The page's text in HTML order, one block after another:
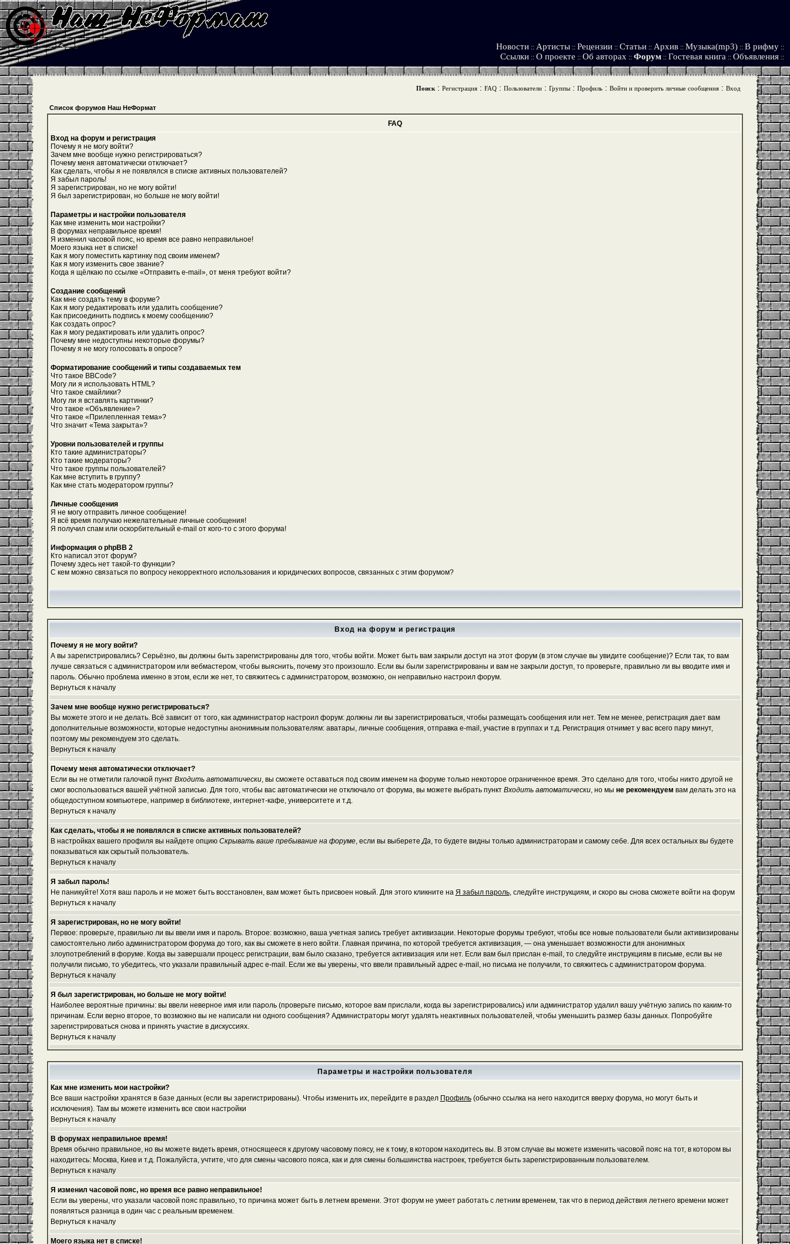
Новости :: Артисты :: Рецензии :: Статьи :: Архив :: Музыка(mp3) :: В рифму ::
Ссылки :: О проекте :: Об авторах :: Форум :: Гостевая книга :: Объявления ::
Поиск: Регистрация: FAQ: Пользователи: Группы: Профиль: Войти и проверить личные сообщения: Вход
Список форумов Наш НеФормат
FAQ
Вход на форум и регистрация
Почему я не могу войти?
Зачем мне вообще нужно регистрироваться?
Почему меня автоматически отключает?
Как сделать, чтобы я не появлялся в списке активных пользователей?
Я забыл пароль!
Я зарегистрирован, но не могу войти!
Я был зарегистрирован, но больше не могу войти!
Параметры и настройки пользователя
Как мне изменить мои настройки?
В форумах неправильное время!
Я изменил часовой пояс, но время все равно неправильное!
Моего языка нет в списке!
Как я могу поместить картинку под своим именем?
Как я могу изменить свое звание?
Когда я щёлкаю по ссылке «Отправить e-mail», от меня требуют войти?
Создание сообщений
Как мне создать тему в форуме?
Как я могу редактировать или удалить сообщение?
Как присоединить подпись к моему сообщению?
Как создать опрос?
Как я могу редактировать или удалить опрос?
Почему мне недоступны некоторые форумы?
Почему я не могу голосовать в опросе?
Форматирование сообщений и типы создаваемых тем
Что такое BBCode?
Могу ли я использовать HTML?
Что такое смайлики?
Могу ли я вставлять картинки?
Что такое «Объявление»?
Что такое «Прилепленная тема»?
Что значит «Тема закрыта»?
Уровни пользователей и группы
Кто такие администраторы?
Кто такие модераторы?
Что такое группы пользователей?
Как мне вступить в группу?
Как мне стать модератором группы?
Личные сообщения
Я не могу отправить личное сообщение!
Я всё время получаю нежелательные личные сообщения!
Я получил спам или оскорбительный e-mail от кого-то с этого форума!
Информация о phpBB 2
Кто написал этот форум?
Почему здесь нет такой-то функции?
С кем можно связаться по вопросу некорректного использования и юридических вопросов, связанных с этим форумом?
Вход на форум и регистрация
Почему я не могу войти?
А вы зарегистрировались? Серьёзно, вы должны быть зарегистрированы для того, чтобы войти. Может быть вам закрыли доступ на этот форум (в этом случае вы увидите сообщение)? Если так, то вам
лучше связаться с администратором или вебмастером, чтобы выяснить, почему это произошло. Если вы были зарегистрированы и вам не закрыли доступ, то проверьте, правильно ли вы вводите имя и
пароль. Обычно проблема именно в этом, если же нет, то свяжитесь с администратором, возможно, он неправильно настроил форум.
Вернуться к началу
Зачем мне вообще нужно регистрироваться?
Вы можете этого и не делать. Всё зависит от того, как администратор настроил форум: должны ли вы зарегистрироваться, чтобы размещать сообщения или нет. Тем не менее, регистрация дает вам
дополнительные возможности, которые недоступны анонимным пользователям: аватары, личные сообщения, отправка e-mail, участие в группах и т.д. Регистрация отнимет у вас всего пару минут,
поэтому мы рекомендуем это сделать.
Вернуться к началу
Почему меня автоматически отключает?
Если вы не отметили галочкой пункт Входить автоматически, вы сможете оставаться под своим именем на форуме только некоторое ограниченное время. Это сделано для того, чтобы никто другой не
смог воспользоваться вашей учётной записью. Для того, чтобы вас автоматически не отключало от форума, вы можете выбрать пункт Входить автоматически, но мы не рекомендуем вам делать это на
общедоступном компьютере, например в библиотеке, интернет-кафе, университете и т.д.
Вернуться к началу
Как сделать, чтобы я не появлялся в списке активных пользователей?
В настройках вашего профиля вы найдете опцию Скрывать ваше пребывание на форуме, если вы выберетеДа, то будете видны только администраторам и самому себе. Для всех остальных вы будете
показываться как скрытый пользователь.
Вернуться к началу
Я забыл пароль!
Не паникуйте! Хотя ваш пароль и не может быть восстановлен, вам может быть присвоен новый. Для этого кликните на Я забыл пароль, следуйте инструкциям, и скоро вы снова сможете войти на форум
Вернуться к началу
Я зарегистрирован, но не могу войти!
Первое: проверьте, правильно ли вы ввели имя и пароль. Второе: возможно, ваша учетная запись требует активизации. Некоторые форумы требуют, чтобы все новые пользователи были активизированы
самостоятельно либо администратором форума до того, как вы сможете в него войти. Главная причина, по которой требуется активизация, — она уменьшает возможности для анонимных
злоупотреблений в форуме. Когда вы завершали процесс регистрации, вам было сказано, требуется активизация или нет. Если вам был прислан e-mail, то следуйте инструкциям в письме, если вы не
получили письмо, то убедитесь, что указали правильный адрес e-mail. Если же вы уверены, что ввели правильный адрес e-mail, но письма не получили, то свяжитесь с администратором форума.
Вернуться к началу
Я был зарегистрирован, но больше не могу войти!
Наиболее вероятные причины: вы ввели неверное имя или пароль (проверьте письмо, которое вам прислали, когда вы зарегистрировались) или администратор удалил вашу учётную запись по каким-то
причинам. Если верно второе, то возможно вы не написали ни одного сообщения? Администраторы могут удалять неактивных пользователей, чтобы уменьшить размер базы данных. Попробуйте
зарегистрироваться снова и принять участие в дискуссиях.
Вернуться к началу
Параметры и настройки пользователя
Как мне изменить мои настройки?
Все ваши настройки хранятся в базе данных (если вы зарегистрированы). Чтобы изменить их, перейдите в раздел Профиль(обычно ссылка на него находится вверху форума, но могут быть и
исключения). Там вы можете изменить все свои настройки
Вернуться к началу
В форумах неправильное время!
Время обычно правильное, но вы можете видеть время, относящееся к другому часовому поясу, не к тому, в котором находитесь вы. В этом случае вы можете изменить часовой пояс на тот, в котором вы
находитесь: Москва, Киев и т.д. Пожалуйста, учтите, что для смены часового пояса, как и для смены большинства настроек, требуется быть зарегистрированным пользователем.
Вернуться к началу
Я изменил часовой пояс, но время все равно неправильное!
Если вы уверены, что указали часовой пояс правильно, то причина может быть в летнем времени. Этот форум не умеет работать с летним временем, так что в период действия летнего времени может
появляться разница в один час с реальным временем.
Вернуться к началу
Моего языка нет в списке!